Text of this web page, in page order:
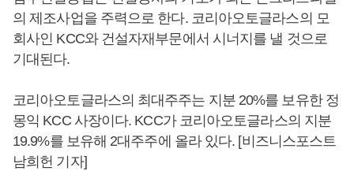
의 제조사업을 주력으로 한다. 코리아오토글라스의 모
회사인 KCC와 건설자재부문에서 시너지를 낼 것으로
기대된다.
코리아오토글라스의 최대주주는 지분 20%를 보유한 정
몽익 KCC 사장이다. KCC가 코리아오토글라스의 지분
19.9%를 보유해 2대주주에 올라 있다. [비즈니스포스트
남희헌 기자]